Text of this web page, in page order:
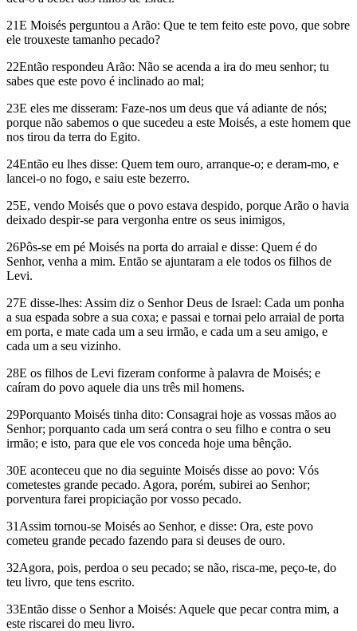
21E Moisés perguntou a Arão: Que te tem feito este povo, que sobre
ele trouxeste tamanho pecado?
22Então respondeu Arão: Não se acenda a ira do meu senhor; tu
sabes que este povo é inclinado ao mal;
23E eles me disseram: Faze-nos um deus que vá adiante de nós;
porque não sabemos o que sucedeu a este Moisés, a este homem que
nos tirou da terra do Egito.
24Então eu lhes disse: Quem tem ouro, arranque-o; e deram-mo, e
lancei-o no fogo, e saiu este bezerro.
25E, vendo Moisés que o povo estava despido, porque Arão o havia
deixado despir-se para vergonha entre os seus inimigos,
26Pôs-se em pé Moisés na porta do arraial e disse: Quem é do
Senhor, venha a mim. Então se ajuntaram a ele todos os filhos de
Levi.
27E disse-lhes: Assim diz o Senhor Deus de Israel: Cada um ponha
a sua espada sobre a sua coxa; e passai e tornai pelo arraial de porta
em porta, e mate cada um a seu irmão, e cada um a seu amigo, e
cada um a seu vizinho.
28E os filhos de Levi fizeram conforme à palavra de Moisés; e
caíram do povo aquele dia uns três mil homens.
29Porquanto Moisés tinha dito: Consagrai hoje as vossas mãos ao
Senhor; porquanto cada um será contra o seu filho e contra o seu
irmão; e isto, para que ele vos conceda hoje uma bênção.
30E aconteceu que no dia seguinte Moisés disse ao povo: Vós
cometestes grande pecado. Agora, porém, subirei ao Senhor;
porventura farei propiciação por vosso pecado.
31Assim tornou-se Moisés ao Senhor, e disse: Ora, este povo
cometeu grande pecado fazendo para si deuses de ouro.
32Agora, pois, perdoa o seu pecado; se não, risca-me, peço-te, do
teu livro, que tens escrito.
33Então disse o Senhor a Moisés: Aquele que pecar contra mim, a
este riscarei do meu livro.